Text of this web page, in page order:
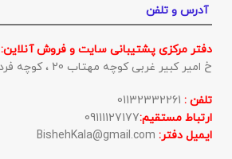
آدرس و تلفن
دفتر مرکزی پشتیبانی سایت و فروش آنلاین:
خ امیر کبیر غربی کوچه مهتاب 20 ، کوچه فردوس 14
تلفن :
ارتباط مستقیم:09111127177
ایمیل دفتر: